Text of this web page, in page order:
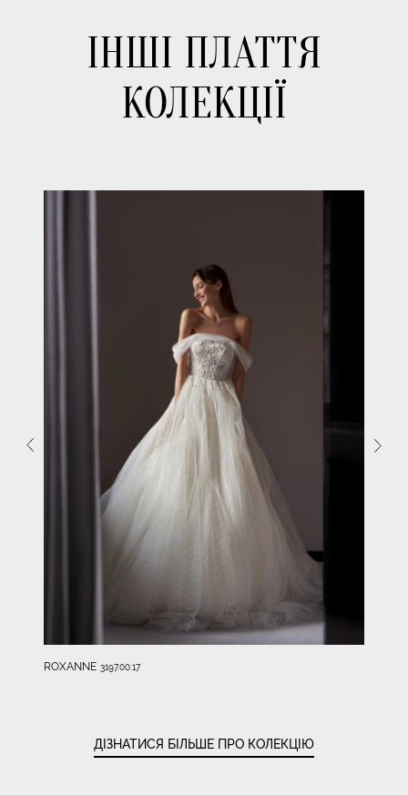
ІНШІ ПЛАТТЯ
КОЛЕКЦІЇ
ROXANNE 3197.00.17
ДІЗНАТИСЯ БІЛЬШЕ ПРО КОЛЕКЦІЮ